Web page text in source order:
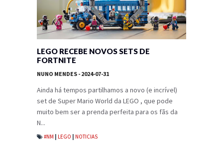
LEGO RECEBE NOVOS SETS DE
FORTNITE
NUNO MENDES - 2024-07-31
Ainda há tempos partilhamos a novo (e incrível)
set de Super Mario World da LEGO , que pode
muito bem ser a prenda perfeita para os fãs da
N...
#NM LEGO NOTICIAS